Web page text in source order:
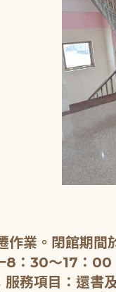
業。閉館期間
8：30～17：00
務項目：還書